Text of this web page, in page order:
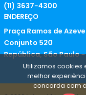
(11) 3637-4300
ENDEREÇO
Praça Ramos de
Conjunto 520
República, São Paulo -
Utilizamos
melhor
concorda com